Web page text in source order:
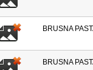
BRUSNA
BRUSNA